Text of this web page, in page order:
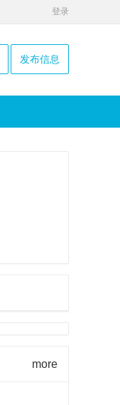
登录
发布信息
more